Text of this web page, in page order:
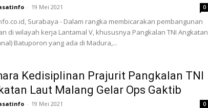
- 19 Mei 2021 0
Surabaya - Dalam rangka membicarakan pembangunan
di wilayah kerja Lantamal V, khususnya Pangkalan TNI Angkatan
Batuporon yang ada di Madura,...
Kedisiplinan Prajurit Pangkalan TNI
Laut Malang Gelar Ops Gaktib
- 19 Mei 2021 0